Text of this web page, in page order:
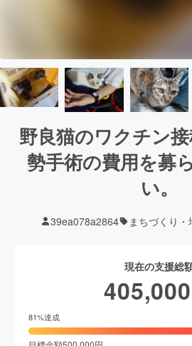
野良猫のワクチン
勢手術の費用を募
い。
39ea078a2864 まちづくり
現在の支援総
405,000
81%達成